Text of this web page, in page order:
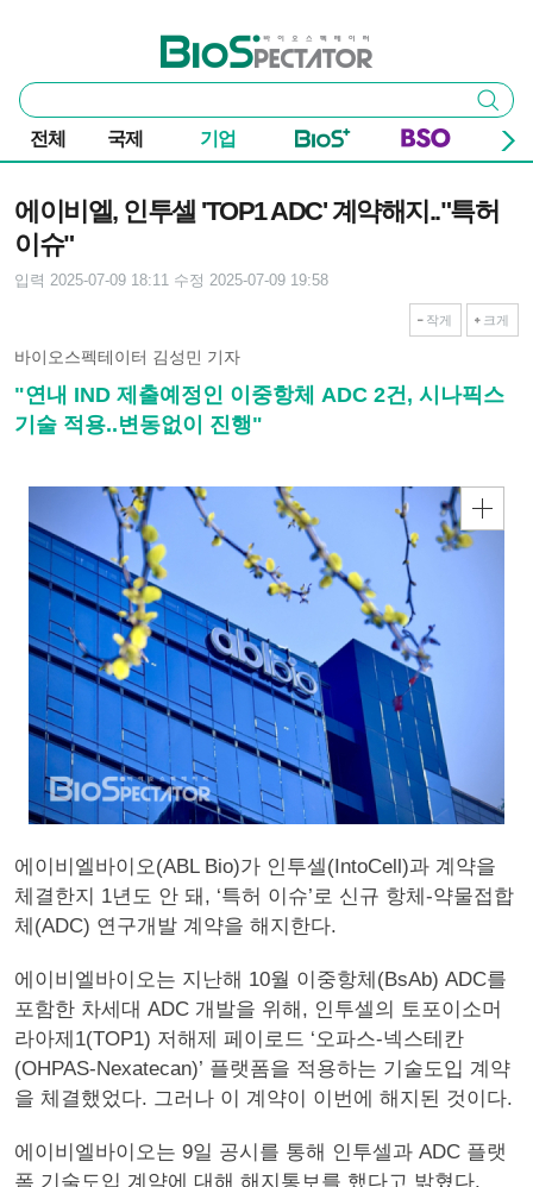
바이오스펙테이터
통
합
검
색
검색
전체 국제 기업
에이비엘, 인투셀 'TOP1 ADC' 계약해지.."특허
이슈"
입력 2025-07-09 18:11 수정 2025-07-09 19:58
작게 크게
바이오스펙테이터 김성민 기자
"연내 IND 제출예정인 이중항체 ADC 2건, 시나픽스
기술 적용..변동없이 진행"
에이비엘바이오(ABL Bio)가 인투셀(IntoCell)과 계약을
체결한지 1년도 안 돼, ‘특허 이슈’로 신규 항체-약물접합
체(ADC) 연구개발 계약을 해지한다.
에이비엘바이오는 지난해 10월 이중항체(BsAb) ADC를
포함한 차세대 ADC 개발을 위해, 인투셀의 토포이소머
라아제1(TOP1) 저해제 페이로드 ‘오파스-넥스테칸
(OHPAS-Nexatecan)’ 플랫폼을 적용하는 기술도입 계약
을 체결했었다. 그러나 이 계약이 이번에 해지된 것이다.
에이비엘바이오는 9일 공시를 통해 인투셀과 ADC 플랫
폼 기술도입 계약에 대해 해지통보를 했다고 밝혔다.